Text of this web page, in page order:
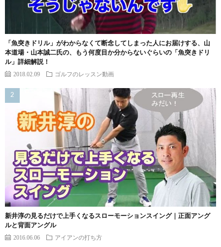
「魚突きドリル」がわからなくて断念してしまった人にお届けする、山
本道場・山本誠二氏の、もう何度目か分からないぐらいの「魚突きドリ
ル」詳細解説！
2018.02.09 ゴルフのレッスン動画
新井淳の見るだけで上手くなるスローモーションスイング｜正面アング
ルと背面アングル
2016.06.06 アイアンの打ち方